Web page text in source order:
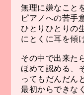
無理に嫌なこと
ピアノへの苦手
ひとりひとりの
にとくに耳を傾
その中で出来た
ほめて認める、
ってもだんだん
最初からできな